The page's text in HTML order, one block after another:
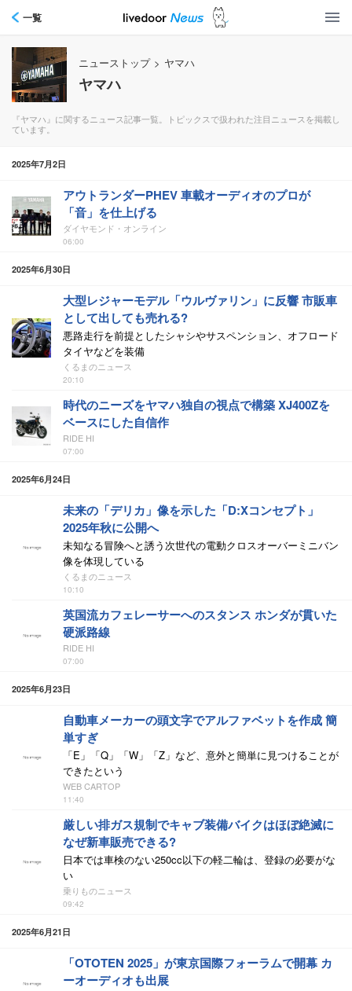
一覧
ニューストップ > ヤマハ
ヤマハ
『ヤマハ』に関するニュース記事一覧。トピックスで扱われた注目ニュースを掲載し
ています。
2025年7月2日
アウトランダーPHEV 車載オーディオのプロが
「音」を仕上げる
ダイヤモンド・オンライン
06:00
2025年6月30日
大型レジャーモデル「ウルヴァリン」に反響 市販車
として出しても売れる?
悪路走行を前提としたシャシやサスペンション、オフロード
タイヤなどを装備
くるまのニュース
20:10
時代のニーズをヤマハ独自の視点で構築 XJ400Zを
ベースにした自信作
RIDE HI
07:00
2025年6月24日
未来の「デリカ」像を示した「D:Xコンセプト」
2025年秋に公開へ
未知なる冒険へと誘う次世代の電動クロスオーバーミニバン
像を体現している
くるまのニュース
10:10
英国流カフェレーサーへのスタンス ホンダが貫いた
硬派路線
RIDE HI
07:00
2025年6月23日
自動車メーカーの頭文字でアルファベットを作成 簡
単すぎ
「E」「Q」「W」「Z」など、意外と簡単に見つけることが
できたという
WEB CARTOP
11:40
厳しい排ガス規制でキャブ装備バイクはほぼ絶滅に
なぜ新車販売できる?
日本では車検のない250cc以下の軽二輪は、登録の必要がな
い
乗りものニュース
09:42
2025年6月21日
「OTOTEN 2025」が東京国際フォーラムで開幕 カ
ーオーディオも出展